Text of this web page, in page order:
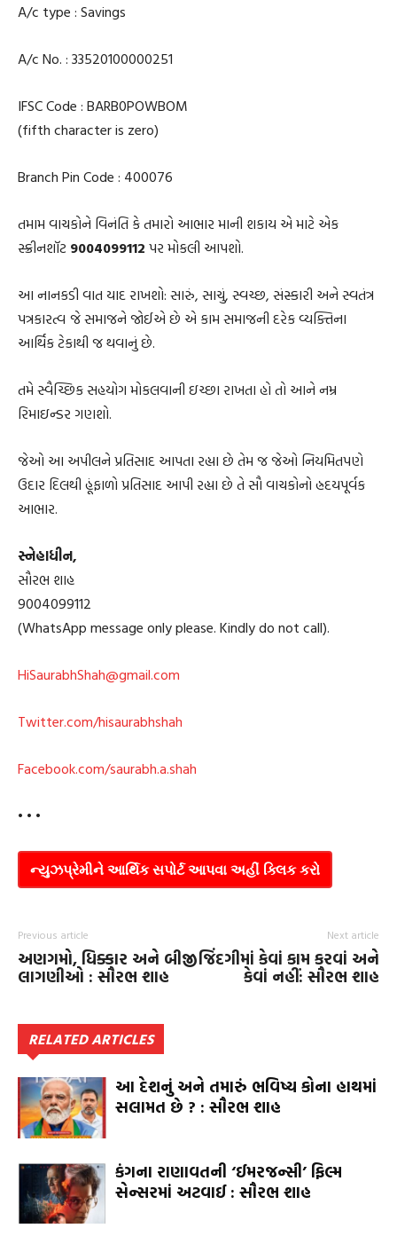
A/c type : Savings
A/c No. : 33520100000251
IFSC Code : BARB0POWBOM
(fifth character is zero)
Branch Pin Code : 400076
તમામ વાચકોને વિનંતિ કે તમારો આભાર માની શકાય એ માટે એક
સ્ક્રીનશૉટ 9004099112 પર મોકલી આપશો.
આ નાનકડી વાત યાદ રાખશો: સારું, સાચું, સ્વચ્છ, સંસ્કારી અને સ્વતંત્ર
પત્રકારત્વ જે સમાજને જોઈએ છે એ કામ સમાજની દરેક વ્યક્તિના
આર્થિક ટેકાથી જ થવાનું છે.
તમે સ્વૈચ્છિક સહયોગ મોકલવાની ઇચ્છા રાખતા હો તો આને નમ્ર
રિમાઇન્ડર ગણશો.
જેઓ આ અપીલને પ્રતિસાદ આપતા રહ્યા છે તેમ જ જેઓ નિયમિતપણે
ઉદાર દિલથી હૂંફાળો પ્રતિસાદ આપી રહ્યા છે તે સૌ વાચકોનો હ્રદયપૂર્વક
આભાર.
સ્નેહાધીન,
સૌરભ શાહ
9004099112
(WhatsApp message only please. Kindly do not call).
HiSaurabhShah@gmail.com
Twitter.com/hisaurabhshah
Facebook.com/saurabh.a.shah
• • •
ન્યુઝપ્રેમીને આર્થિક સપોર્ટ આપવા અહીં ક્લિક કરો
Previous article
અણગમો, ધિક્કાર અને બીજી
લાગણીઓ : સૌરભ શાહ
Next article
જિંદગીમાં કેવાં કામ કરવાં અને
કેવાં નહીં: સૌરભ શાહ
RELATED ARTICLES
આ દેશનું અને તમારું ભવિષ્ય કોના હાથમાં
સલામત છે ? : સૌરભ શાહ
કંગના રાણાવતની ‘ઈમરજન્સી’ ફિલ્મ
સેન્સરમાં અટવાઈ : સૌરભ શાહ